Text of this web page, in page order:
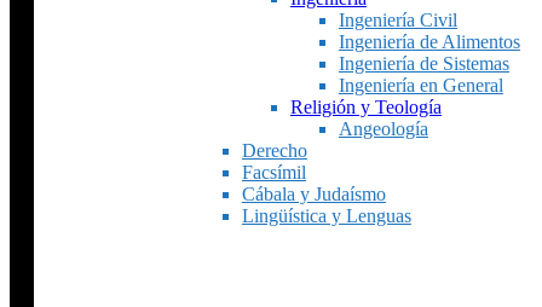
Ingeniería Civil
Ingeniería de Alimentos
Ingeniería de Sistemas
Ingeniería en General
Religión y Teología
Angeología
Derecho
Facsímil
Cábala y Judaísmo
Lingüística y Lenguas